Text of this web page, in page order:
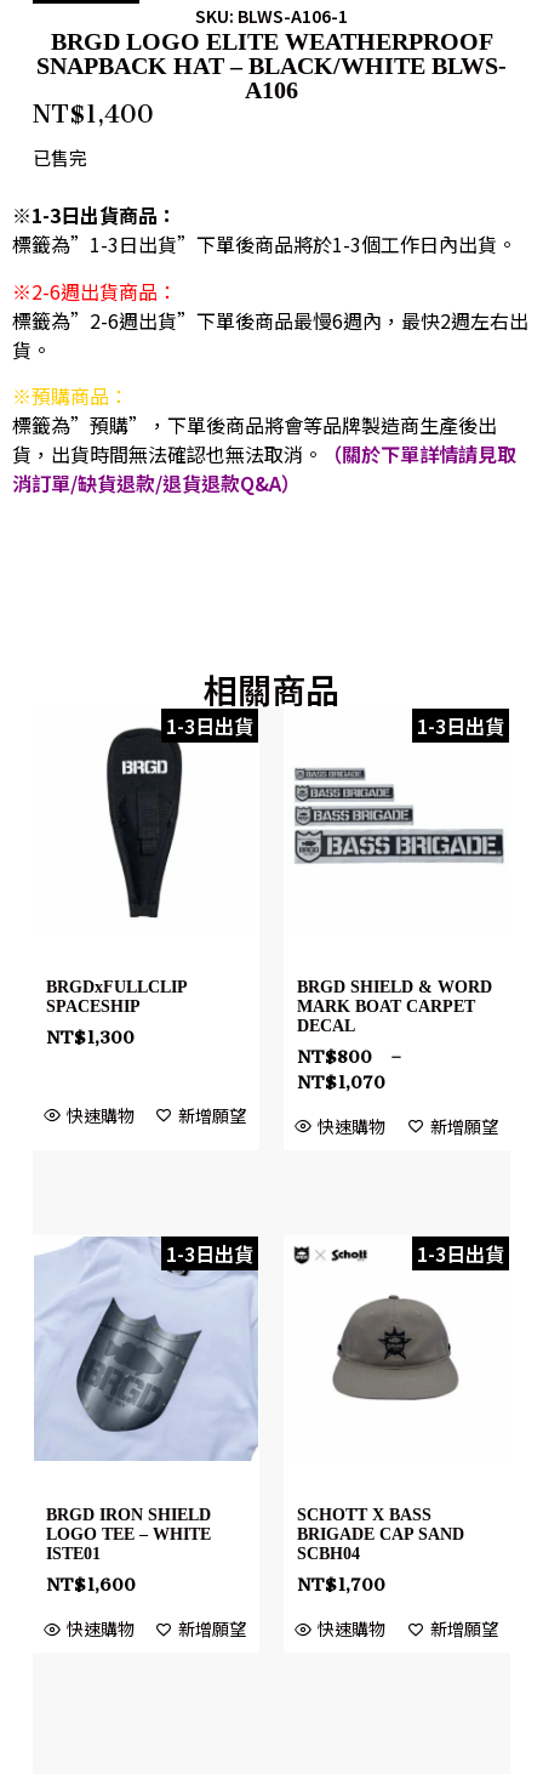
SKU: BLWS-A106-1
BRGD LOGO ELITE WEATHERPROOF
SNAPBACK HAT – BLACK/WHITE BLWS-
A106
NT$1,400
已售完
※1-3日出貨商品：
標籤為”1-3日出貨”下單後商品將於1-3個工作日內出貨。
※2-6週出貨商品：
標籤為”2-6週出貨”下單後商品最慢6週內，最快2週左右出
貨。
※預購商品：
標籤為”預購”，下單後商品將會等品牌製造商生產後出
貨，出貨時間無法確認也無法取消。
（關於下單詳情請見取
消訂單/缺貨退款/退貨退款Q&A）
相關商品
1-3日出貨
BRGDxFULLCLIP
SPACESHIP
NT$1,300
快速購物 新增願望
1-3日出貨
BRGD SHIELD & WORD
MARK BOAT CARPET
DECAL
NT$800
–
NT$1,070
快速購物 新增願望
1-3日出貨
BRGD IRON SHIELD
LOGO TEE – WHITE
ISTE01
NT$1,600
快速購物 新增願望
1-3日出貨
SCHOTT X BASS
BRIGADE CAP SAND
SCBH04
NT$1,700
快速購物 新增願望